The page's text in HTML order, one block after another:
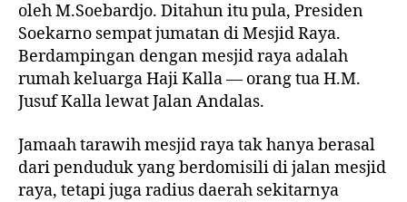
oleh M.Soebardjo. Ditahun itu pula, Presiden
Soekarno sempat jumatan di Mesjid Raya.
Berdampingan dengan mesjid raya adalah
rumah keluarga Haji Kalla — orang tua H.M.
Jusuf Kalla lewat Jalan Andalas.
Jamaah tarawih mesjid raya tak hanya berasal
dari penduduk yang berdomisili di jalan mesjid
raya, tetapi juga radius daerah sekitarnya